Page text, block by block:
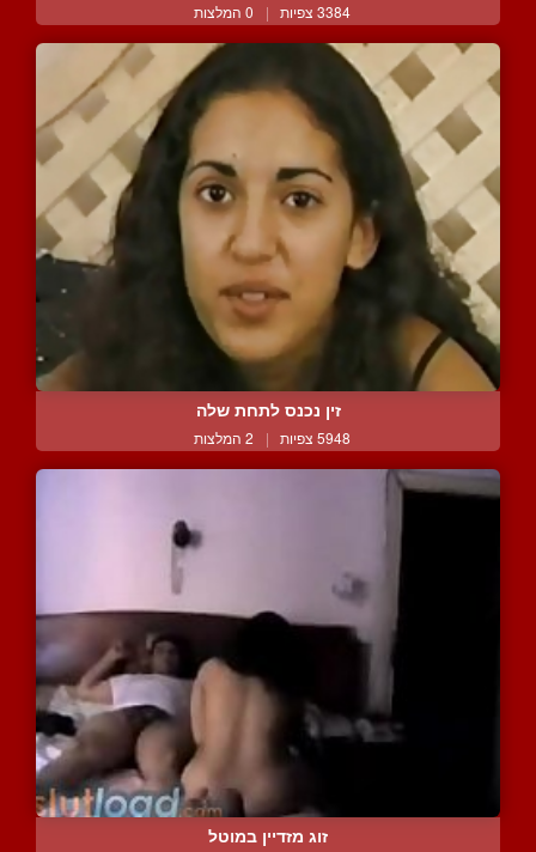
3384 צפיות | 0 המלצות
זין נכנס לתחת שלה
5948 צפיות | 2 המלצות
זוג מזדיין במוטל